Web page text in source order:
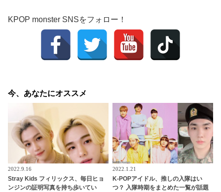
KPOP monster SNSをフォロー！
今、あなたにオススメ
2022.9.16
Stray Kids フィリックス、毎日ヒョ
ンジンの証明写真を持ち歩いてい
2022.1.21
K-POPアイドル、推しの入隊はい
つ？ 入隊時期をまとめた一覧が話題